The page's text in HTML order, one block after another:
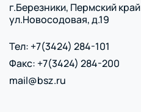
г.Березники, Пермский край
ул.Новосодовая, д.19
Тел: +7(3424) 284-101
Факс: +7(3424) 284-200
mail@bsz.ru